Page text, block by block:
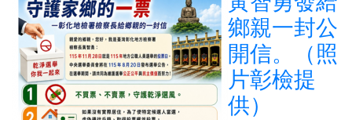
鄉親一封公
開信。（照
片彰檢提
供）